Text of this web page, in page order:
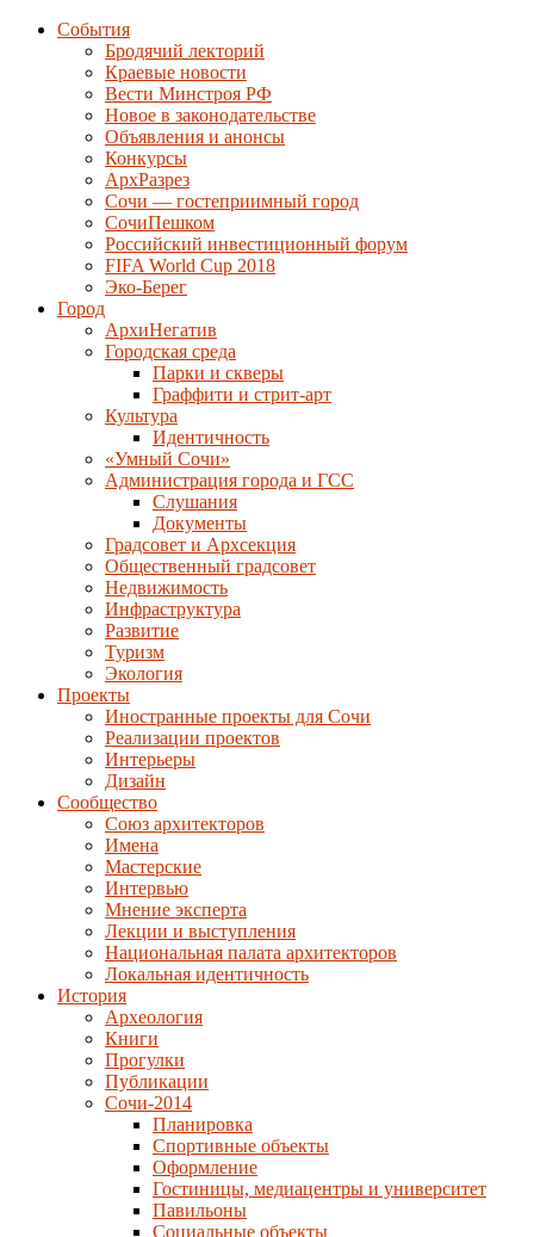
События
Бродячий лекторий
Краевые новости
Вести Минстроя РФ
Новое в законодательстве
Объявления и анонсы
Конкурсы
АрхРазрез
Сочи — гостеприимный город
СочиПешком
Российский инвестиционный форум
FIFA World Cup 2018
Эко-Берег
Город
АрхиНегатив
Городская среда
Парки и скверы
Граффити и стрит-арт
Культура
Идентичность
«Умный Сочи»
Администрация города и ГСС
Слушания
Документы
Градсовет и Архсекция
Общественный градсовет
Недвижимость
Инфраструктура
Развитие
Туризм
Экология
Проекты
Иностранные проекты для Сочи
Реализации проектов
Интерьеры
Дизайн
Сообщество
Союз архитекторов
Имена
Мастерские
Интервью
Мнение эксперта
Лекции и выступления
Национальная палата архитекторов
Локальная идентичность
История
Археология
Книги
Прогулки
Публикации
Сочи-2014
Планировка
Спортивные объекты
Оформление
Гостиницы, медиацентры и университет
Павильоны
Социальные объекты